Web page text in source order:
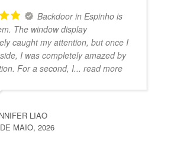
Backdoor in Espinho is
The window display
caught my attention, but once I
I was completely amazed by
For a second, I... read more
LIAO
MAIO, 2026